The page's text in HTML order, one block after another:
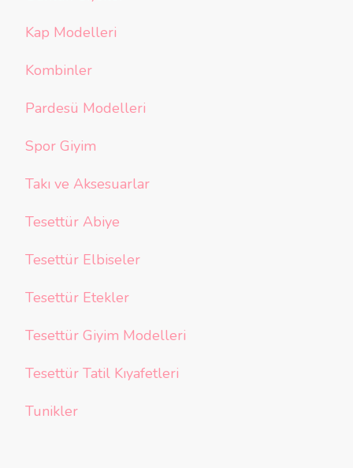
Kap Modelleri
Kombinler
Pardesü Modelleri
Spor Giyim
Takı ve Aksesuarlar
Tesettür Abiye
Tesettür Elbiseler
Tesettür Etekler
Tesettür Giyim Modelleri
Tesettür Tatil Kıyafetleri
Tunikler